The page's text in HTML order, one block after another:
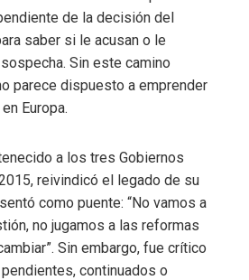
de la decisión del
saber si le acusan o le
Sin este camino
parece dispuesto a emprender
Europa.
a los tres Gobiernos
reivindicó el legado de su
como puente: “No vamos a
no jugamos a las reformas
Sin embargo, fue crítico
continuados o